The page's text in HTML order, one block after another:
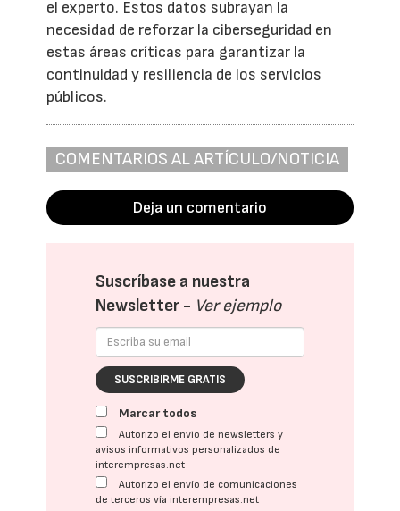
el experto. Estos datos subrayan la
necesidad de reforzar la ciberseguridad en
estas áreas críticas para garantizar la
continuidad y resiliencia de los servicios
públicos.
COMENTARIOS AL ARTÍCULO/NOTICIA
Deja un comentario
Suscríbase a nuestra
Newsletter - Ver ejemplo
SUSCRIBIRME GRATIS
Marcar todos
Autorizo el envío de newsletters y
avisos informativos personalizados de
interempresas.net
Autorizo el envío de comunicaciones
de terceros vía interempresas.net